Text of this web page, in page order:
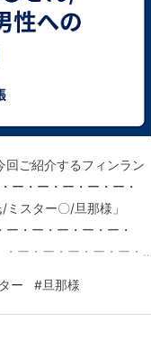
回ご紹介するフィンラン
ー・ー・ー・ー・ー・
スター〇/旦那様」
・ー・ー・ー・ー・
ー・ー・ー・ー・ー・
ンド語を覚える余裕の
ー #旦那様